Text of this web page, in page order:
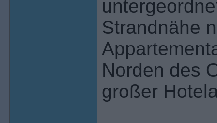
Strandnähe
Norden des
großer